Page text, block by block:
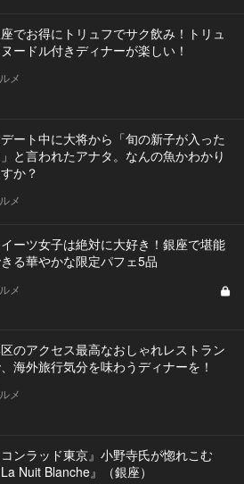
でお得にトリュフでサク飲み！トリュ
ードル付きディナーが楽しい！
メ
ート中に大将から「旬の新子が入った
と言われたアナタ。なんの魚かわかり
か？
メ
ーツ女子は絶対に大好き！銀座で堪能
る華やかな限定パフェ5品
メ
のアクセス最高なおしゃれレストラン
海外旅行気分を味わうディナーを！
メ
コンラッド東京』小野寺氏が惚れこむ
La Nuit Blanche』（銀座）